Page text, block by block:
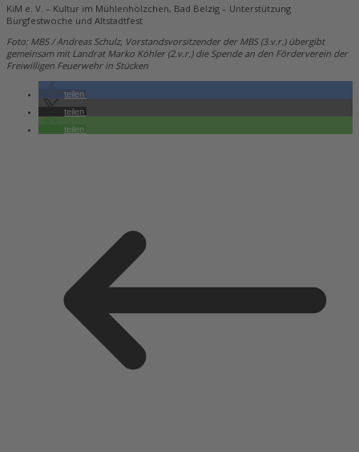
KiM e. V. – Kultur im Mühlenhölzchen, Bad Belzig – Unterstützung
Burgfestwoche und Altstadtfest
Foto: MBS / Andreas Schulz, Vorstandsvorsitzender der MBS (3.v.r.) übergibt
gemeinsam mit Landrat Marko Köhler (2.v.r.) die Spende an den Förderverein der
Freiwilligen Feuerwehr in Stücken
teilen
teilen
teilen